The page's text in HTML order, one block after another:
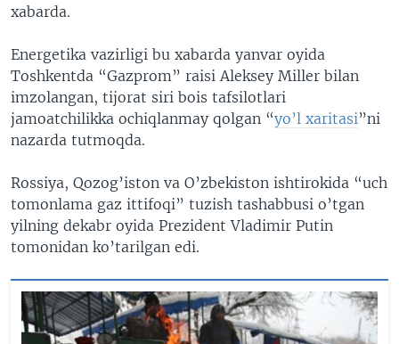
xabarda.
Energetika vazirligi bu xabarda yanvar oyida
Toshkentda “Gazprom” raisi Aleksey Miller bilan
imzolangan, tijorat siri bois tafsilotlari
jamoatchilikka ochiqlanmay qolgan “yo’l xaritasi”ni
nazarda tutmoqda.
Rossiya, Qozog’iston va O’zbekiston ishtirokida “uch
tomonlama gaz ittifoqi” tuzish tashabbusi o’tgan
yilning dekabr oyida Prezident Vladimir Putin
tomonidan ko’tarilgan edi.